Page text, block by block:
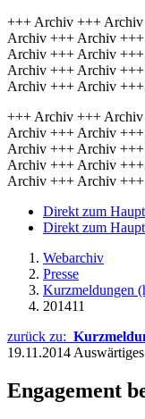
+++ Archiv +++
Archiv +++ Archiv
Archiv +++ Archiv
Archiv +++ Archiv
Archiv +++ Archiv
+++ Archiv +++
Archiv +++ Archiv
Archiv +++ Archiv
Archiv +++ Archiv
Archiv +++ Archiv
Direkt zum
Direkt zum
Webarchiv
Presse
Kurzmeldungen
201411
zurück zu:
19.11.2014
Engagement